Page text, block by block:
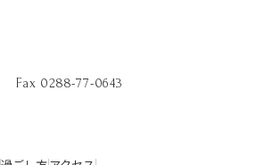
Fax 0288-77-0643